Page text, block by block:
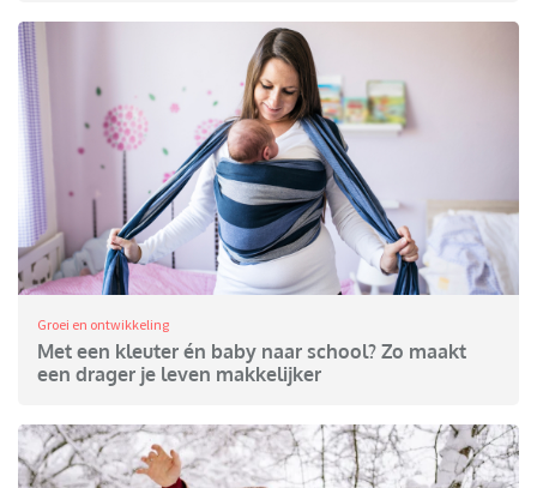
Groei en ontwikkeling
Met een kleuter én baby naar school? Zo maakt
een drager je leven makkelijker